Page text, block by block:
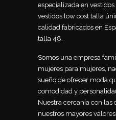
especializada en
vestidos low cost talla
calidad fabricados en
talla 48.
Somos una empresa
mujeres para mujeres,
sueño de ofrecer moda
comodidad y
Nuestra cercanía con las
nuestros mayores